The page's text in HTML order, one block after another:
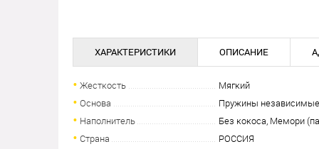
ХАРАКТЕРИСТИКИ ОПИСАНИЕ
Жесткость
Мягкий
Основа
Пружины независимые
Наполнитель
Без кокоса, Мемори
Страна
РОССИЯ